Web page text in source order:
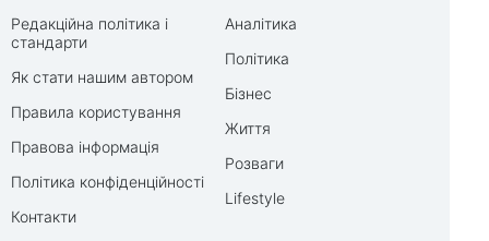
Редакційна політика і
стандарти
Як стати нашим автором
Правила користування
Правова інформація
Політика конфіденційності
Контакти
Аналітика
Політика
Бізнес
Життя
Розваги
Lifestyle